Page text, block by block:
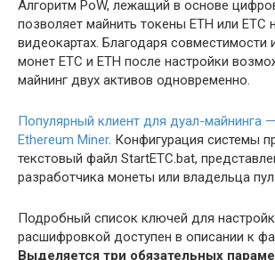
Алгоритм PoW, лежащий в основе
позволяет майнить токены ETH или
видеокартах. Благодаря совместимости
монет ETC и ETH после настройки
майнинг двух активов одновременно.
Популярный клиент для дуал-майнинга —
Ethereum Miner. Конфигурация системы
текстовый файл StartETC.bat,
разработчика монеты или владельца
Подробный список ключей для
расшифровкой доступен в описании к
Выделяется три обязательных